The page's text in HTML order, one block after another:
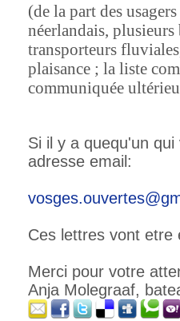
(de la part des
néerlandais, plusieurs
transporteurs
plaisance ; la liste
communiquée
Si il y a quequ'un
adresse email:
Ces lettres vont etre
Merci pour votre
Anja Molegraaf,